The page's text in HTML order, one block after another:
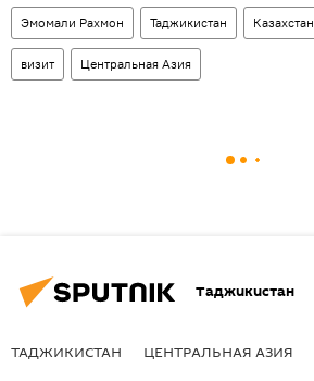
Эмомали Рахмон Таджикистан Казахстан
визит Центральная Азия
Таджикистан
ТАДЖИКИСТАН ЦЕНТРАЛЬНАЯ АЗИЯ